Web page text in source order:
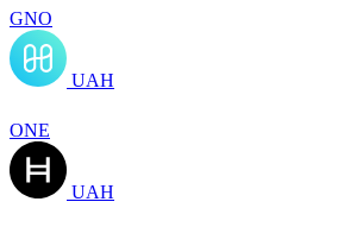
GNO
UAH
ONE
UAH